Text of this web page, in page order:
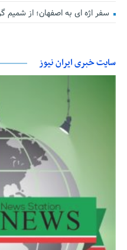
سفر اژه ای به اصفهان؛ از شمیم
سایت خبری ایران نیوز